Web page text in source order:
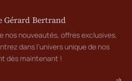
Gérard Bertrand
nos nouveautés, offres exclusives,
dans l’univers unique de nos
dès maintenant !